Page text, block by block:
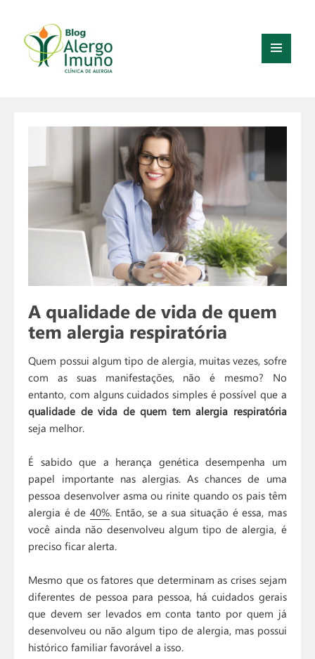
A qualidade de vida de quem
tem alergia respiratória
Quem possui algum tipo de alergia, muitas vezes, sofre
com as suas manifestações, não é mesmo? No
entanto, com alguns cuidados simples é possível que a
qualidade de vida de quem tem alergia respiratória
seja melhor.
É sabido que a herança genética desempenha um
papel importante nas alergias. As chances de uma
pessoa desenvolver asma ou rinite quando os pais têm
alergia é de 40%. Então, se a sua situação é essa, mas
você ainda não desenvolveu algum tipo de alergia, é
preciso ficar alerta.
Mesmo que os fatores que determinam as crises sejam
diferentes de pessoa para pessoa, há cuidados gerais
que devem ser levados em conta tanto por quem já
desenvolveu ou não algum tipo de alergia, mas possui
histórico familiar favorável a isso.